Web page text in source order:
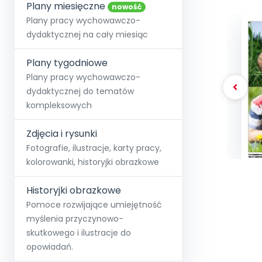
Społeczność
+48 12 631 04 10
kontakt@blizejprzedszkola.pl
O miesięczniku
Strona główna
Strefy,
O Akademii
Akademia
Poznaj pakiet MAX
Testuj przez 7 dni
E-
∞Pakiet
Pełen
Wszystkie projekty
Skontaktuj się
Dodaj wpis
Plany miesięczne nowość
Plany pracy wychowawczo-
dydaktycznej na cały miesiąc
Plany tygodniowe
Plany pracy wychowawczo-
dydaktycznej do tematów
kompleksowych
Zdjęcia i rysunki
Fotografie, ilustracje, karty pracy,
kolorowanki, historyjki obrazkowe
Historyjki obrazkowe
Pomoce rozwijające umiejętność
myślenia przyczynowo-
skutkowego i ilustracje do
opowiadań.